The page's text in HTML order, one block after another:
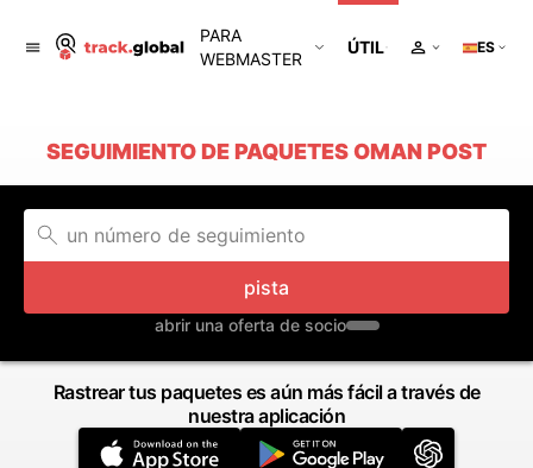
PARA
WEBMASTER
ÚTIL ES
SEGUIMIENTO DE PAQUETES OMAN POST
pista
abrir una oferta de socio
Rastrear tus paquetes es aún más fácil a través de
nuestra aplicación